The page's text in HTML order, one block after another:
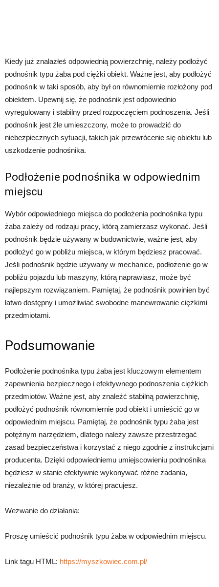
Kiedy już znalazłeś odpowiednią powierzchnię, należy podłożyć
podnośnik typu żaba pod ciężki obiekt. Ważne jest, aby podłożyć
podnośnik w taki sposób, aby był on równomiernie rozłożony pod
obiektem. Upewnij się, że podnośnik jest odpowiednio
wyregulowany i stabilny przed rozpoczęciem podnoszenia. Jeśli
podnośnik jest źle umieszczony, może to prowadzić do
niebezpiecznych sytuacji, takich jak przewrócenie się obiektu lub
uszkodzenie podnośnika.
Podłożenie podnośnika w odpowiednim
miejscu
Wybór odpowiedniego miejsca do podłożenia podnośnika typu
żaba zależy od rodzaju pracy, którą zamierzasz wykonać. Jeśli
podnośnik będzie używany w budownictwie, ważne jest, aby
podłożyć go w pobliżu miejsca, w którym będziesz pracować.
Jeśli podnośnik będzie używany w mechanice, podłożenie go w
pobliżu pojazdu lub maszyny, którą naprawiasz, może być
najlepszym rozwiązaniem. Pamiętaj, że podnośnik powinien być
łatwo dostępny i umożliwiać swobodne manewrowanie ciężkimi
przedmiotami.
Podsumowanie
Podłożenie podnośnika typu żaba jest kluczowym elementem
zapewnienia bezpiecznego i efektywnego podnoszenia ciężkich
przedmiotów. Ważne jest, aby znaleźć stabilną powierzchnię,
podłożyć podnośnik równomiernie pod obiekt i umieścić go w
odpowiednim miejscu. Pamiętaj, że podnośnik typu żaba jest
potężnym narzędziem, dlatego należy zawsze przestrzegać
zasad bezpieczeństwa i korzystać z niego zgodnie z instrukcjami
producenta. Dzięki odpowiedniemu umiejscowieniu podnośnika
będziesz w stanie efektywnie wykonywać różne zadania,
niezależnie od branży, w której pracujesz.
Wezwanie do działania:
Proszę umieścić podnośnik typu żaba w odpowiednim miejscu.
Link tagu HTML: https://myszkowiec.com.pl/